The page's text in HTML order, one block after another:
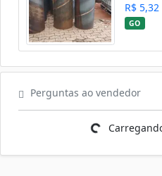
R$
GO
Perguntas ao vendedor